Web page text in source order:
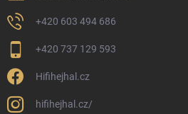
+420 603 494 686
+420 737 129 593
Hifihejhal.cz
hifihejhal.cz/